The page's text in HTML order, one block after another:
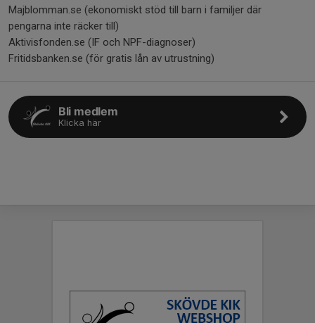
Majblomman.se (ekonomiskt stöd till barn i familjer där
pengarna inte räcker till)
Aktivisfonden.se (IF och NPF-diagnoser)
Fritidsbanken.se (för gratis lån av utrustning)
Bli medlem
Klicka här